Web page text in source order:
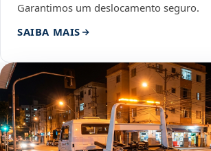
Garantimos um deslocamento seguro.
SAIBA MAIS